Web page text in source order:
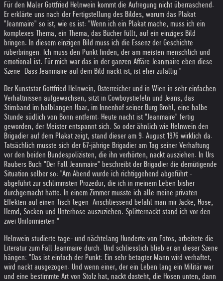
Für den Maler Gottfried Helnwein kommt die Aufregung nicht überraschend.
Er erklärte uns nach der Fertigstellung des Bildes, warum das Plakat
"Jeanmaire" so ist, wie es ist: "Wenn ich ein Plakat mache, muss ich ein
komplexes Thema, ein Thema, das Bücher füllt, auf ein einziges Bild
bringen. In diesem einzigen Bild muss ich die Essenz der Geschichte
rüberbringen. Ich muss den Punkt finden, der am meisten menschlich und
emotional ist. Für mich war das in der ganzen Affäre Jeanmaire eben diese
Szene. Dass Jeanmaire auf dem Bild nackt ist, ist eher zufällig."
Der Kunststar Gottfried Helnwein, Österreicher und in Wien in sehr einfachen
Verhältnissen aufgewachsen, sitzt in Cowboystiefeln und Jeans, das
Stirnband im halblangen Haar, im Innenhof seiner Burg Brohl, eine halbe
Stunde südlich von Bonn entfernt. Heute nacht ist "Jeanmaire" fertig
geworden, der Meister entspannt sich. So oder ähnlich wie Helnwein den
Brigadier auf dem Plakat zeigt, stand dieser am 9. August 1976 wirklich da.
Tatsächlich musste sich der 67-jährige Brigadier am Tag seiner Verhaftung
vor den beiden Bundespolizisten, die ihn verhörten, nackt ausziehen. In Urs
Raubers Buch "Der Fall Jeanmaire" beschreibt der Brigadier die demütigende
Situation selber so: "Am Abend wurde ich richtiggehend abgeführt -
abgeführt zur schlimmsten Prozedur, die ich in meinem Leben bisher
durchgemacht hatte. In einem Zimmer musste ich alle meine privaten
Effekten auf einen Tisch legen. Anschliessend befahl man mir Jacke, Hose,
Hemd, Socken und Unterhose auszuziehen. Splitternackt stand ich vor den
zwei Uniformierten."
Helnwein studierte tage- und nächtelang Hunderte von Fotos, arbeitete die
Literatur zum Fall Jeanmaire durch. Und schliesslich blieb er an dieser Szene
hängen: "Das ist einfach der Punkt: Ein sehr betagter Mann wird verhaftet,
wird nackt ausgezogen. Und wenn einer, der ein Leben lang ein Militär war
und eine bestimmte Art von Stolz hat, nackt dasteht, die Hosen unten, dann